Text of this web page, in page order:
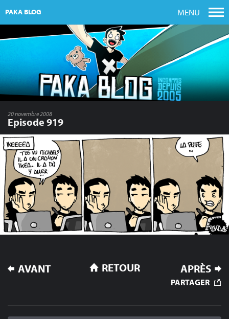
PAKA BLOG MENU
20 novembre 2008
Episode 919
NAVIGATION
DE
AVANT APRÈS
RETOUR
PARTAGER